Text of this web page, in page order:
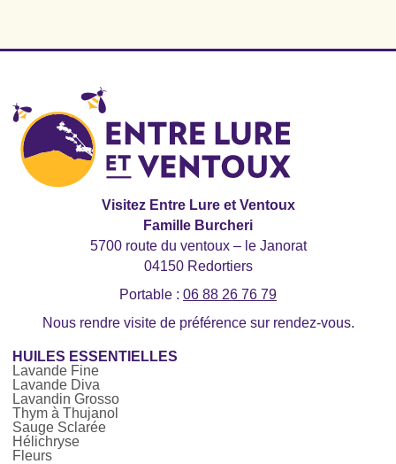
Visitez Entre Lure et Ventoux
Famille Burcheri
5700 route du ventoux – le Janorat
04150 Redortiers
Portable : 06 88 26 76 79
Nous rendre visite de préférence sur rendez-vous.
HUILES ESSENTIELLES
Lavande Fine
Lavande Diva
Lavandin Grosso
Thym à Thujanol
Sauge Sclarée
Hélichryse
Fleurs